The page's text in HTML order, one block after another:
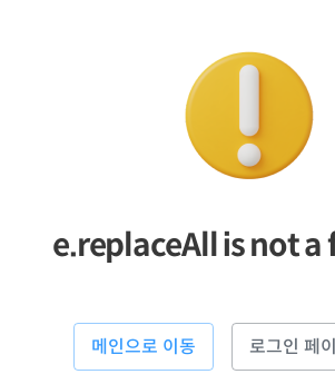
e.replaceAll is not
메인으로 이동 로그인 페